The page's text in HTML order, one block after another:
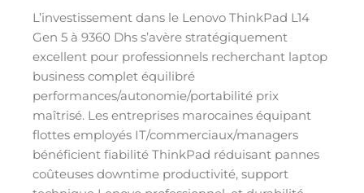
L’investissement dans le Lenovo ThinkPad L14
Gen 5 à 9360 Dhs s’avère stratégiquement
excellent pour professionnels recherchant laptop
business complet équilibré
performances/autonomie/portabilité prix
maîtrisé. Les entreprises marocaines équipant
flottes employés IT/commerciaux/managers
bénéficient fiabilité ThinkPad réduisant pannes
coûteuses downtime productivité, support